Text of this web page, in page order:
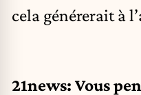
cela générerait à
21news: Vous